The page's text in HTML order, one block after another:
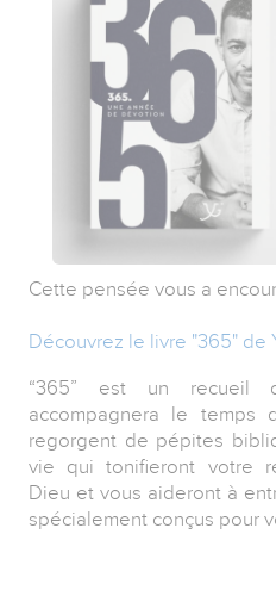
Cette pensée vous a
Découvrez le livre "365" de
“365” est un recueil
accompagnera le temps
regorgent de pépites
vie qui tonifieront votre
Dieu et vous aideront à
spécialement conçus pour